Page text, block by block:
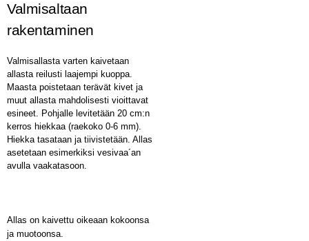
Valmisaltaan
rakentaminen
Valmisallasta varten kaivetaan
allasta reilusti laajempi kuoppa.
Maasta poistetaan terävät kivet ja
muut allasta mahdolisesti vioittavat
esineet. Pohjalle levitetään 20 cm:n
kerros hiekkaa (raekoko 0-6 mm).
Hiekka tasataan ja tiivistetään. Allas
asetetaan esimerkiksi vesivaa´an
avulla vaakatasoon.
Allas on kaivettu oikeaan kokoonsa
ja muotoonsa.